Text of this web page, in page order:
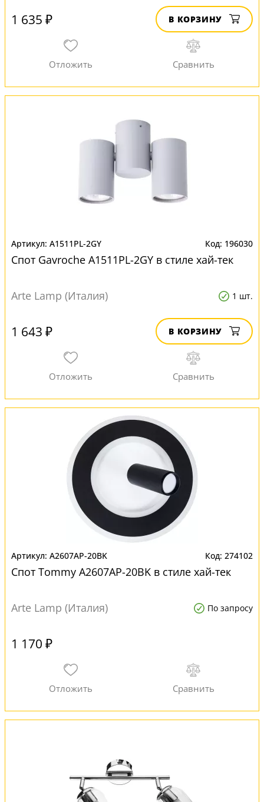
1 635 ₽ В КОРЗИНУ
A1511PL-2GY 196030
Спот Gavroche A1511PL-2GY в стиле хай-тек
Arte Lamp (Италия) 1 шт.
1 643 ₽ В КОРЗИНУ
A2607AP-20BK 274102
Спот Tommy A2607AP-20BK в стиле хай-тек
Arte Lamp (Италия) По запросу
1 170 ₽